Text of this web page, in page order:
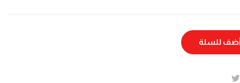
أضف للسلة